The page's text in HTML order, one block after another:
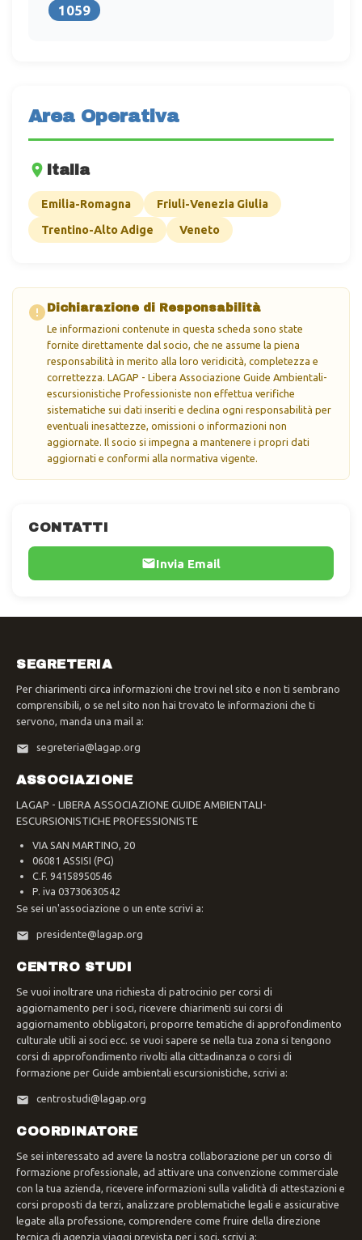
CONTATTI
Invia Email
1059
Area Operativa
Italia
Emilia-Romagna
Friuli-Venezia Giulia
Trentino-Alto Adige
Veneto
Dichiarazione di Responsabilità
Le informazioni contenute in questa scheda sono state
fornite direttamente dal socio, che ne assume la piena
responsabilità in merito alla loro veridicità, completezza e
correttezza. LAGAP - Libera Associazione Guide Ambientali-
escursionistiche Professioniste non effettua verifiche
sistematiche sui dati inseriti e declina ogni responsabilità per
eventuali inesattezze, omissioni o informazioni non
aggiornate. Il socio si impegna a mantenere i propri dati
aggiornati e conformi alla normativa vigente.
SEGRETERIA
Per chiarimenti circa informazioni che trovi nel sito e non ti sembrano
comprensibili, o se nel sito non hai trovato le informazioni che ti
servono, manda una mail a:
segreteria@lagap.org
ASSOCIAZIONE
LAGAP - LIBERA ASSOCIAZIONE GUIDE AMBIENTALI-
ESCURSIONISTICHE PROFESSIONISTE
VIA SAN MARTINO, 20
06081 ASSISI (PG)
C.F. 94158950546
P. iva 03730630542
Se sei un'associazione o un ente scrivi a:
presidente@lagap.org
CENTRO STUDI
Se vuoi inoltrare una richiesta di patrocinio per corsi di
aggiornamento per i soci, ricevere chiarimenti sui corsi di
aggiornamento obbligatori, proporre tematiche di approfondimento
culturale utili ai soci ecc. se vuoi sapere se nella tua zona si tengono
corsi di approfondimento rivolti alla cittadinanza o corsi di
formazione per Guide ambientali escursionistiche, scrivi a:
centrostudi@lagap.org
COORDINATORE
Se sei interessato ad avere la nostra collaborazione per un corso di
formazione professionale, ad attivare una convenzione commerciale
con la tua azienda, ricevere informazioni sulla validità di attestazioni e
corsi proposti da terzi, analizzare problematiche legali e assicurative
legate alla professione, comprendere come fruire della direzione
tecnica di agenzia viaggi prevista per i soci, scrivi a: